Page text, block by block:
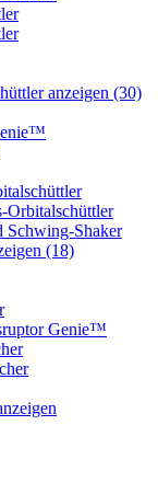
anzeigen (30)
Orbitalschüttler
Schwing-Shaker
(18)
Genie™